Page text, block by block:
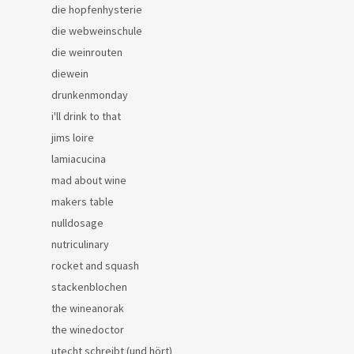
die hopfenhysterie
die webweinschule
die weinrouten
diewein
drunkenmonday
i'll drink to that
jims loire
lamiacucina
mad about wine
makers table
nulldosage
nutriculinary
rocket and squash
stackenblochen
the wineanorak
the winedoctor
utecht schreibt (und hört)